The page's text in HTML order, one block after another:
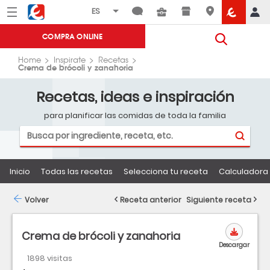
Menú Eroski
COMPRA ONLINE
Home Inspirate Recetas
Crema de brócoli y zanahoria
Recetas, ideas e inspiración
para planificar las comidas de toda la familia
Inicio Todas las recetas Selecciona tu receta
Crema de brócoli y zanahoria
1898 visitas
Descargar
Volver Receta anterior Siguiente receta